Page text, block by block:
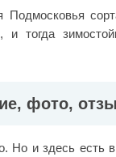
Подмосковья
тогда
фото,
Но и здесь есть